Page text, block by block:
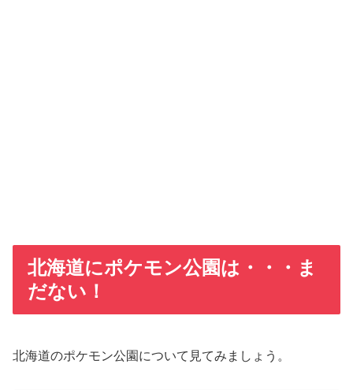
北海道にポケモン公園は・・・ま
だない！
北海道のポケモン公園について見てみましょう。